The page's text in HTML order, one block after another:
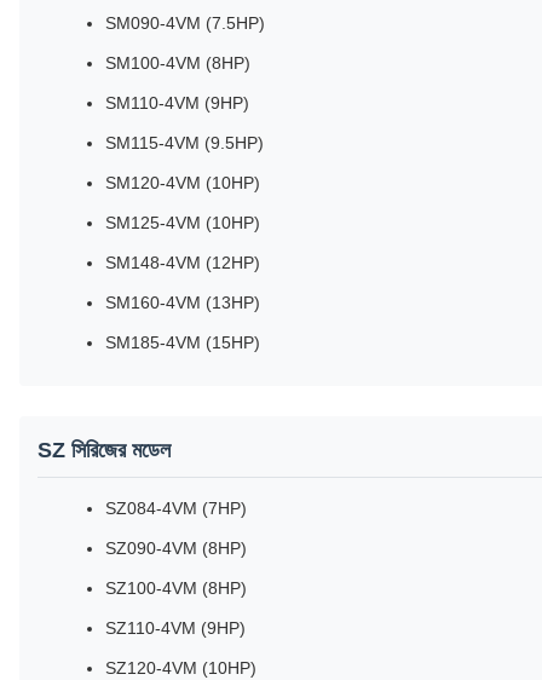
SM090-4VM (7.5HP)
SM100-4VM (8HP)
SM110-4VM (9HP)
SM115-4VM (9.5HP)
SM120-4VM (10HP)
SM125-4VM (10HP)
SM148-4VM (12HP)
SM160-4VM (13HP)
SM185-4VM (15HP)
SZ সিরিজের মডেল
SZ084-4VM (7HP)
SZ090-4VM (8HP)
SZ100-4VM (8HP)
SZ110-4VM (9HP)
SZ120-4VM (10HP)